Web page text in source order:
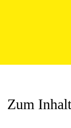
Zum Inhalt